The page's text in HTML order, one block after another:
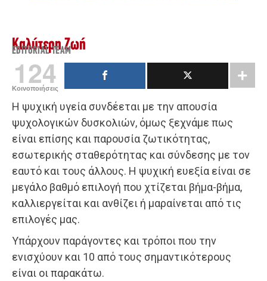
Καλύτερη Ζωή
EDITORIAL TEAM
124
Κοινοποιήσεις
Η ψυχική υγεία συνδέεται με την απουσία
ψυχολογικών δυσκολιών, όμως ξεχνάμε πως
είναι επίσης και παρουσία ζωτικότητας,
εσωτερικής σταθερότητας και σύνδεσης με τον
εαυτό και τους άλλους. Η ψυχική ευεξία είναι σε
μεγάλο βαθμό επιλογή που χτίζεται βήμα-βήμα,
καλλιεργείται και ανθίζει ή μαραίνεται από τις
επιλογές μας.
Υπάρχουν παράγοντες και τρόποι που την
ενισχύουν και 10 από τους σημαντικότερους
είναι οι παρακάτω.